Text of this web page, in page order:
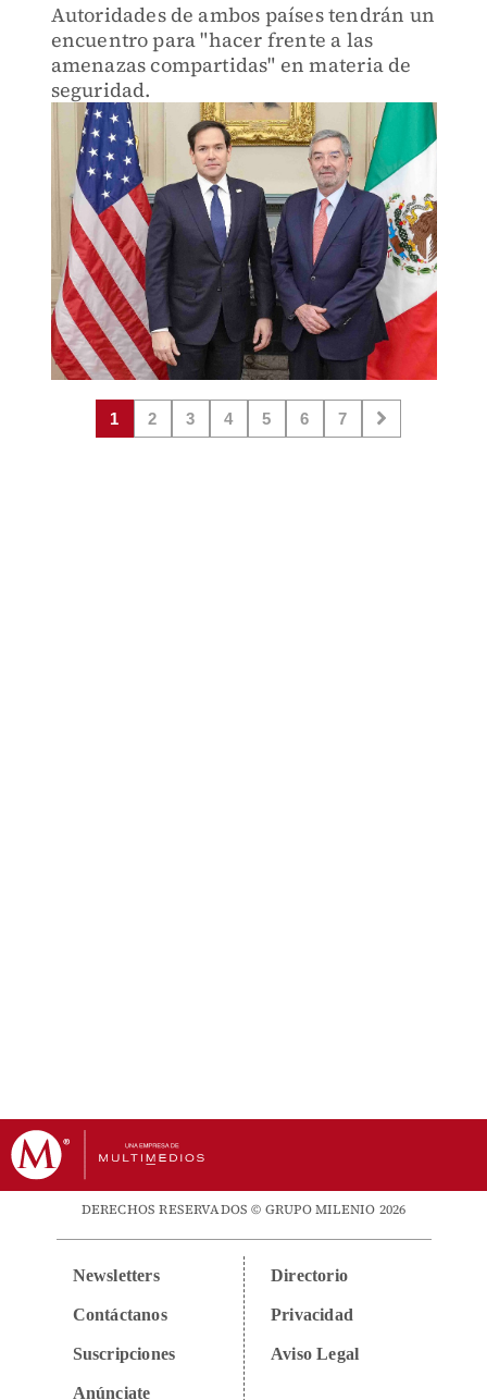
Autoridades de ambos países tendrán un
encuentro para "hacer frente a las
amenazas compartidas" en materia de
seguridad.
1 2 3 4 5 6 7
DERECHOS RESERVADOS © GRUPO MILENIO 2026
Newsletters
Contáctanos
Suscripciones
Anúnciate
Directorio
Privacidad
Aviso Legal